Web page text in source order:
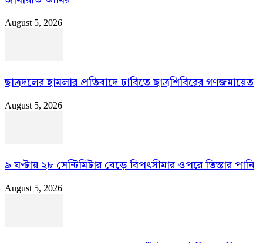
August 5, 2026
ছাত্রদলের হামলার প্রতিবাদে ঢাবিতে ছাত্রশিবিরের গণজমায়েত
August 5, 2026
৯ ঘণ্টায় ২৮ সেন্টিমিটার বেড়ে বিপৎসীমার ওপরে তিস্তার পানি
August 5, 2026